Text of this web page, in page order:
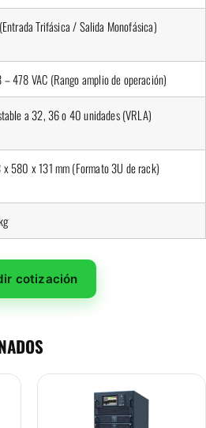
Trifásica / Salida Monofásica)
478 VAC (Rango amplio de operación)
a 32, 36 o 40 unidades (VRLA)
580 x 131 mm (Formato 3U de rack)
cotización